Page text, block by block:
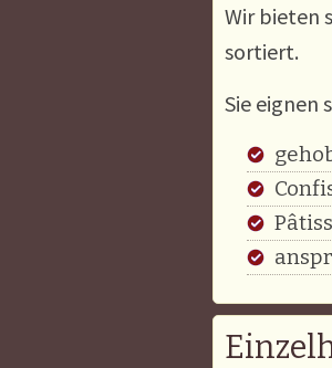
Wir bieten
sortiert.
Sie eignen